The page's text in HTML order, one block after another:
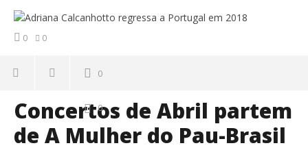
0 0
0
0
Concertos de Abril partem
de A Mulher do Pau-Brasil